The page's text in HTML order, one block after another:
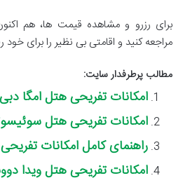
برای رزرو و مشاهده قیمت ها، هم
مراجعه کنید و اقامتی بی نظیر را برای خود
مطالب پرطرفدار سایت:
امکانات تفریحی هتل امگا دبی
امکانات تفریحی هتل
راهنمای کامل امکانات
امکانات تفریحی هتل ویدا